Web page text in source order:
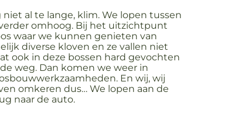
al te lange, klim. We lopen tussen
omhoog. Bij het uitzichtpunt
waar we kunnen genieten van
diverse kloven en ze vallen niet
ook in deze bossen hard gevochten
weg. Dan komen we weer in
En wij, wij
omkeren dus… We lopen aan de
naar de auto.